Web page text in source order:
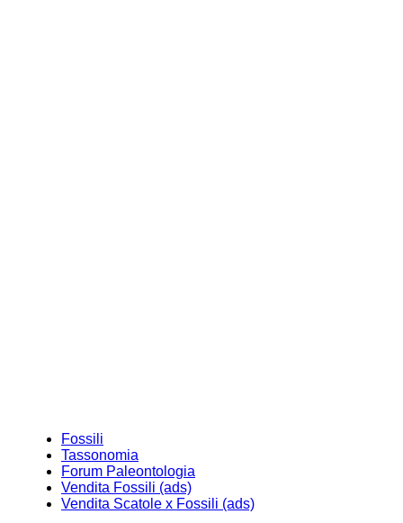
Fossili
Tassonomia
Forum Paleontologia
Vendita Fossili (ads)
Vendita Scatole x Fossili (ads)